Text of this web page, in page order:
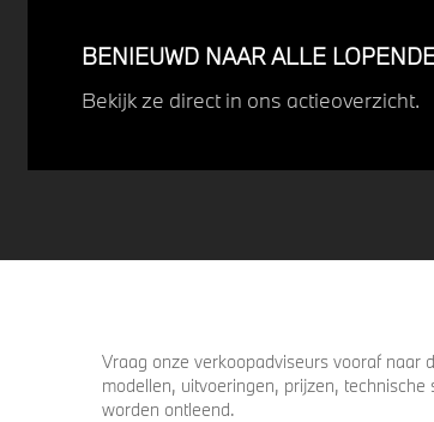
BENIEUWD NAAR ALLE
Bekijk ze direct in ons actieoverzicht.
Vraag onze verkoopadviseurs vooraf naar
modellen, uitvoeringen, prijzen,
worden ontleend.